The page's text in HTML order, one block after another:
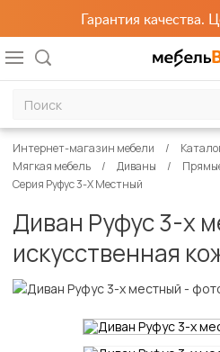
Гарантия
Интернет-магазин мебели
Мягкая мебель
Диваны
Серия Руфус 3-Х Местный
Диван Руфус 3-х
искусственная